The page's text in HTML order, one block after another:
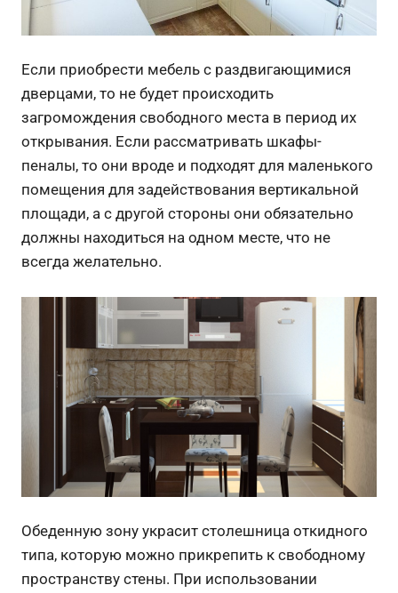
Если приобрести мебель с раздвигающимися
дверцами, то не будет происходить
загромождения свободного места в период их
открывания. Если рассматривать шкафы-
пеналы, то они вроде и подходят для маленького
помещения для задействования вертикальной
площади, а с другой стороны они обязательно
должны находиться на одном месте, что не
всегда желательно.
Обеденную зону украсит столешница откидного
типа, которую можно прикрепить к свободному
пространству стены. При использовании